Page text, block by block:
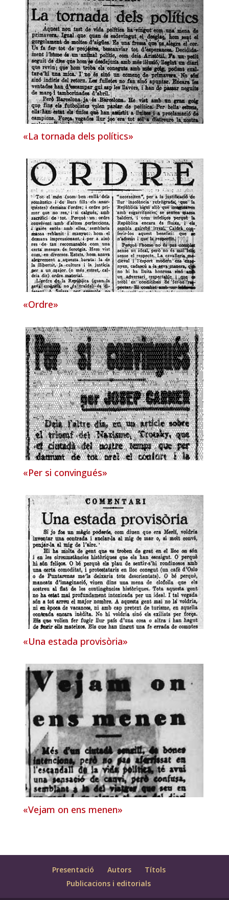
«La tornada dels polítics»
«Ordre»
«Per si convingués»
«Una estada provisòria»
«Vejam on ens menen»
Presentació Autors
Títols
Publicacions i editorials